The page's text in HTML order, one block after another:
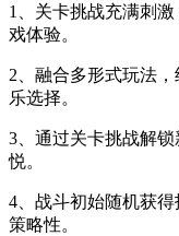
1、关卡挑战充满刺
戏体验。
2、融合多形式玩法
乐选择。
3、通过关卡挑战解
悦。
4、战斗初始随机获
策略性。